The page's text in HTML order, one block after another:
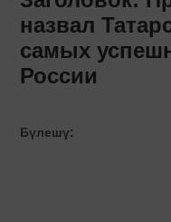
назвал
самых
России
Бүлешү: